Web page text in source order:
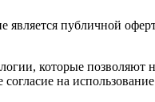
публичной
которые позволяют
на